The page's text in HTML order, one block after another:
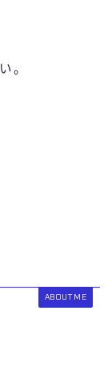
。
ABOUT ME